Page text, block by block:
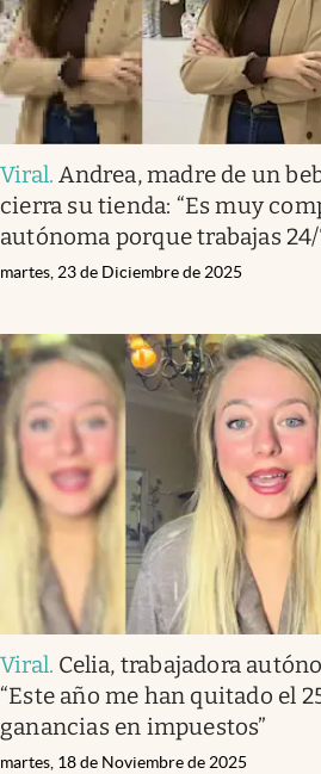
Viral.Andrea, madre de un
cierra su tienda: “Es muy
autónoma porque trabajas 24/
martes, 23 de Diciembre de 2025
Viral. Celia, trabajadora
“Este año me han quitado el
ganancias en impuestos”
martes, 18 de Noviembre de 2025